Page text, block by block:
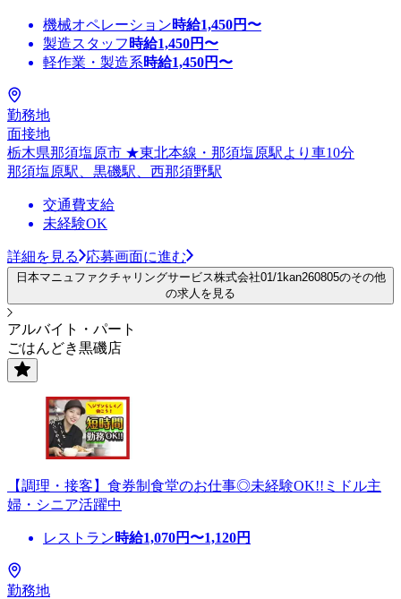
機械オペレーション時給1,450円〜
製造スタッフ 時給1,450円〜
軽作業・製造系時給1,450円〜
勤務地
面接地
栃木県那須塩原市 ★東北本線・那須塩原駅より車10分
那須塩原駅、黒磯駅、西那須野駅
交通費支給
未経験OK
詳細を見る 応募画面に進む
日本マニュファクチャリングサービス株式会社01/1kan260805のその他
の求人を見る
アルバイト・パート
ごはんどき黒磯店
【調理・接客】食券制食堂のお仕事◎未経験OK!!ミドル主
婦・シニア活躍中
レストラン時給1,070円〜1,120円
勤務地